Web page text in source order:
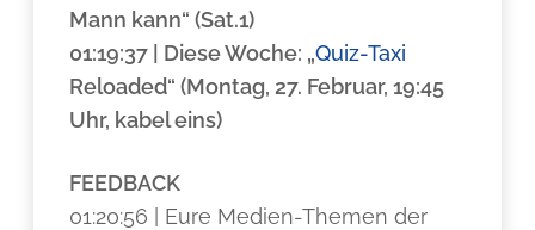
Mann kann“ (Sat.1)
01:19:37 | Diese Woche: „Quiz-Taxi
Reloaded“ (Montag, 27. Februar, 19:45
Uhr, kabel eins)
FEEDBACK
01:20:56 | Eure Medien-Themen der